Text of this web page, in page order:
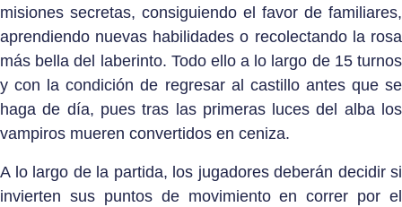
misiones secretas, consiguiendo el favor de familiares,
aprendiendo nuevas habilidades o recolectando la rosa
más bella del laberinto. Todo ello a lo largo de 15 turnos
y con la condición de regresar al castillo antes que se
haga de día, pues tras las primeras luces del alba los
vampiros mueren convertidos en ceniza.
A lo largo de la partida, los jugadores deberán decidir si
invierten sus puntos de movimiento en correr por el